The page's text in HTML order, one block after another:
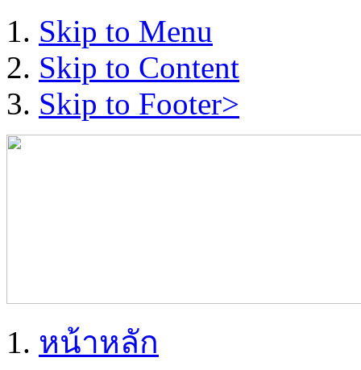
Skip to Menu
Skip to Content
Skip to Footer>
หน้าหลัก